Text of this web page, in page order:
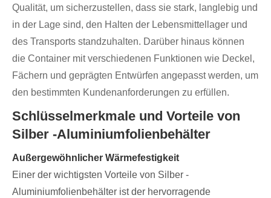
Qualität, um sicherzustellen, dass sie stark, langlebig und
in der Lage sind, den Halten der Lebensmittellager und
des Transports standzuhalten. Darüber hinaus können
die Container mit verschiedenen Funktionen wie Deckel,
Fächern und geprägten Entwürfen angepasst werden, um
den bestimmten Kundenanforderungen zu erfüllen.
Schlüsselmerkmale und Vorteile von
Silber -Aluminiumfolienbehälter
Außergewöhnlicher Wärmefestigkeit
Einer der wichtigsten Vorteile von Silber -
Aluminiumfolienbehälter ist der hervorragende